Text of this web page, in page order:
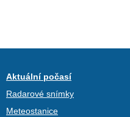
Aktuální počasí
Radarové snímky
Meteostanice